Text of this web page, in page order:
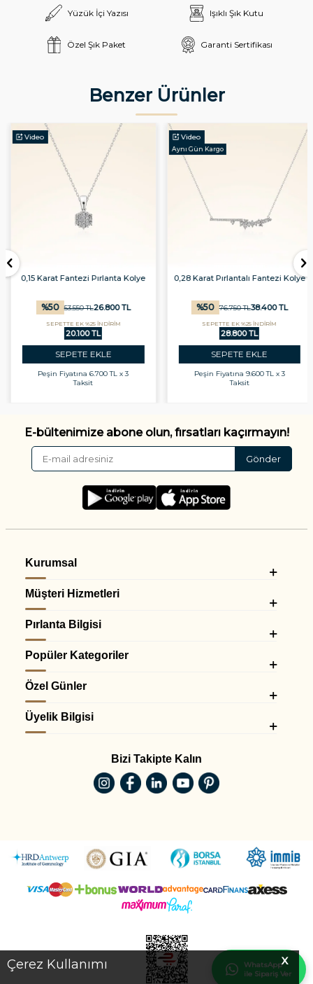
X
Çerez Kullanımı
WhatsApp
ile Sipariş Ver
Yüzük İçi Yazısı Işıklı Şık Kutu
Özel Şık Paket Garanti Sertifikası
Benzer Ürünler
Video
0,15 Karat Fantezi Pırlanta Kolye
%50 53.550TL26.800TL
SEPETTE EK %25 İNDİRİM
20.100 TL
SEPETE EKLE
Peşin Fiyatına6.700 TL x 3
Taksit
Video
Aynı Gün Kargo
0,28 Karat Pırlantalı Fantezi Kolye
%50 76.750TL38.400TL
SEPETTE EK %25 İNDİRİM
28.800 TL
SEPETE EKLE
Peşin Fiyatına9.600 TL x 3
Taksit
E-bültenimize abone olun, fırsatları kaçırmayın!
Gönder
Kurumsal
Müşteri Hizmetleri
Pırlanta Bilgisi
Popüler Kategoriler
Özel Günler
Üyelik Bilgisi
Bizi Takipte Kalın